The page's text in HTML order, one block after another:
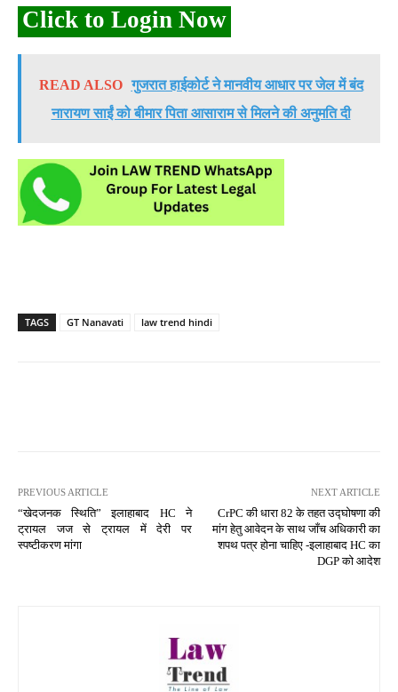
Click to Login Now
READ ALSO गुजरात हाईकोर्ट ने मानवीय आधार पर जेल में बंद
नारायण साईं को बीमार पिता आसाराम से मिलने की अनुमति दी
TAGS GT Nanavati law trend hindi
PREVIOUS ARTICLE
“खेदजनक स्थिति” इलाहाबाद HC ने
ट्रायल जज से ट्रायल में देरी पर
स्पष्टीकरण मांगा
NEXT ARTICLE
CrPC की धारा 82 के तहत उद्घोषणा की
मांग हेतु आवेदन के साथ जाँच अधिकारी का
शपथ पत्र होना चाहिए -इलाहाबाद HC का
DGP को आदेश